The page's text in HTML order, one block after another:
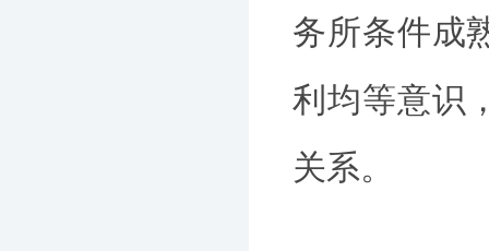
务所条件成
利均等意识
关系。